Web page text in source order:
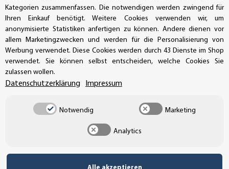
Vertrag widerrufen
* Alle Preise inkl. gesetzlicher USt., zzgl.
Kategorien zusammenfassen. Die notwendigen werden zwingend für
Ihren Einkauf benötigt. Weitere Cookies verwenden wir, um
anonymisierte Statistiken anfertigen zu können. Andere dienen vor
allem Marketingzwecken und werden für die Personalisierung von
Werbung verwendet. Diese Cookies werden durch 43 Dienste im Shop
verwendet. Sie können selbst entscheiden, welche Cookies Sie
zulassen wollen.
Datenschutzerklärung Impressum
Notwendig Marketing
Analytics